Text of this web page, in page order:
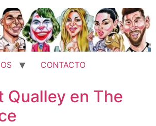
CONTACTO
Qualley en The